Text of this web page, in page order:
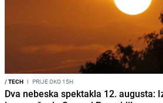
/TECH I PRIJE OKO 15H
Dva nebeska spektakla 12. augusta: